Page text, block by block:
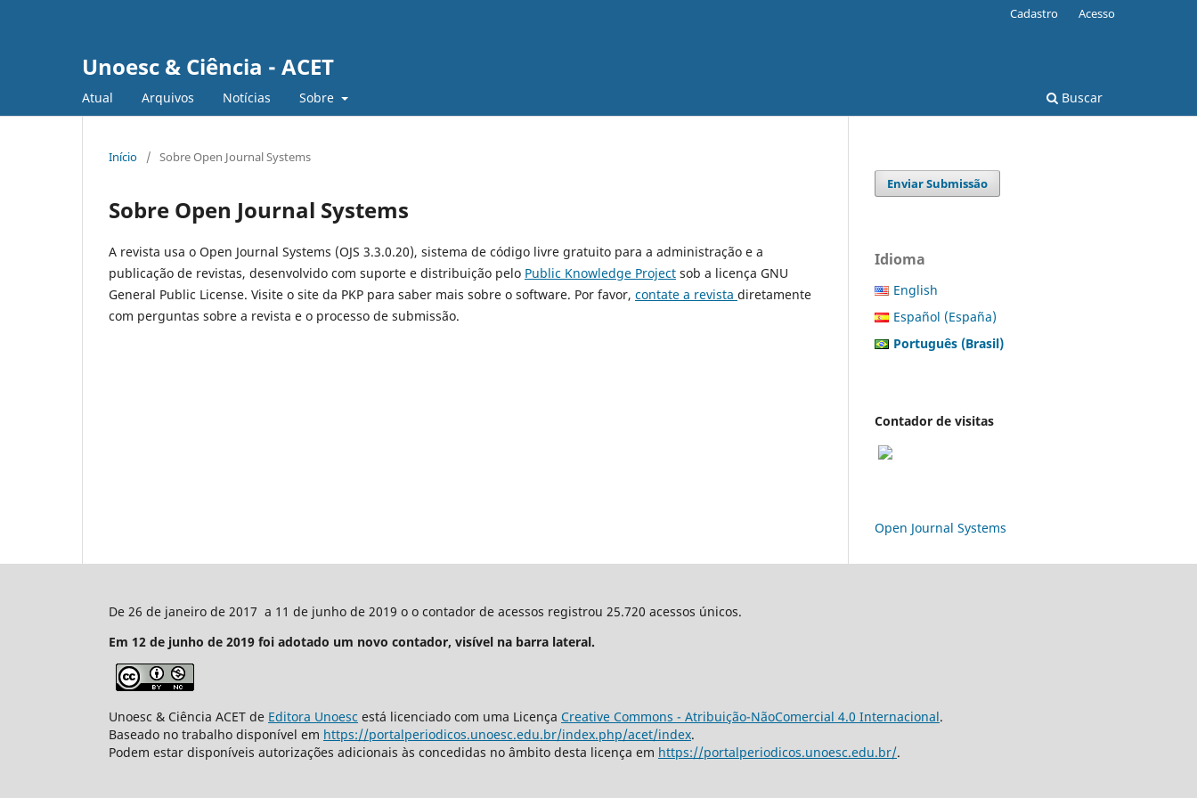
Unoesc & Ciência - ACET
Atual Arquivos Notícias Sobre Buscar
Cadastro Acesso
Início / Sobre Open Journal Systems
Sobre Open Journal Systems
A revista usa o Open Journal Systems (OJS 3.3.0.20), sistema de código livre gratuito para a administração e a
publicação de revistas, desenvolvido com suporte e distribuição pelo Public Knowledge Project sob a licença GNU
General Public License. Visite o site da PKP para saber mais sobre o software. Por favor, contate a revista diretamente
com perguntas sobre a revista e o processo de submissão.
Enviar Submissão
Idioma
English
Español (España)
Português (Brasil)
Contador de visitas
Open Journal Systems
De 26 de janeiro de 2017 a 11 de junho de 2019 o o contador de acessos registrou 25.720 acessos únicos.
Em 12 de junho de 2019 foi adotado um novo contador, visível na barra lateral.
Unoesc & Ciência ACET de Editora Unoesc está licenciado com uma Licença Creative Commons - Atribuição-NãoComercial 4.0 Internacional.
Baseado no trabalho disponível em https://portalperiodicos.unoesc.edu.br/index.php/acet/index.
Podem estar disponíveis autorizações adicionais às concedidas no âmbito desta licença em https://portalperiodicos.unoesc.edu.br/.